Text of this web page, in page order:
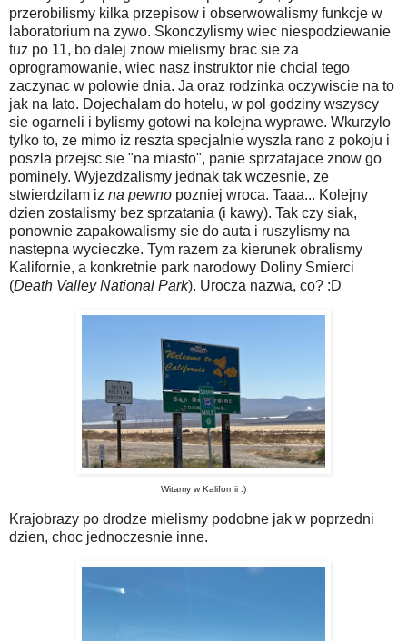
przerobilismy kilka przepisow i obserwowalismy funkcje w
laboratorium na zywo. Skonczylismy wiec niespodziewanie
tuz po 11, bo dalej znow mielismy brac sie za
oprogramowanie, wiec nasz instruktor nie chcial tego
zaczynac w polowie dnia. Ja oraz rodzinka oczywiscie na to
jak na lato. Dojechalam do hotelu, w pol godziny wszyscy
sie ogarneli i bylismy gotowi na kolejna wyprawe. Wkurzylo
tylko to, ze mimo iz reszta specjalnie wyszla rano z pokoju i
poszla przejsc sie "na miasto", panie sprzatajace znow go
pominely. Wyjezdzalismy jednak tak wczesnie, ze
stwierdzilam iz na pewno pozniej wroca. Taaa... Kolejny
dzien zostalismy bez sprzatania (i kawy). Tak czy siak,
ponownie zapakowalismy sie do auta i ruszylismy na
nastepna wycieczke. Tym razem za kierunek obralismy
Kalifornie, a konkretnie park narodowy Doliny Smierci
(Death Valley National Park). Urocza nazwa, co? :D
Witamy w Kalifornii :)
Krajobrazy po drodze mielismy podobne jak w poprzedni
dzien, choc jednoczesnie inne.